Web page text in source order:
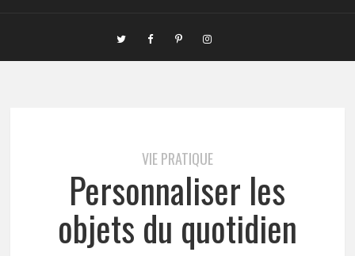
VIE PRATIQUE
Personnaliser les
objets du quotidien